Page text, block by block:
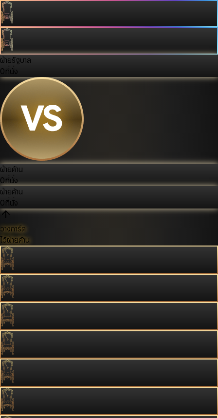
ฝ่ายรัฐบาล
0ที่นั่ง
ฝ่ายค้าน
0ที่นั่ง
ฝ่ายค้าน
0ที่นั่ง
วางการ์ด
ไว้ฝ่ายค้าน